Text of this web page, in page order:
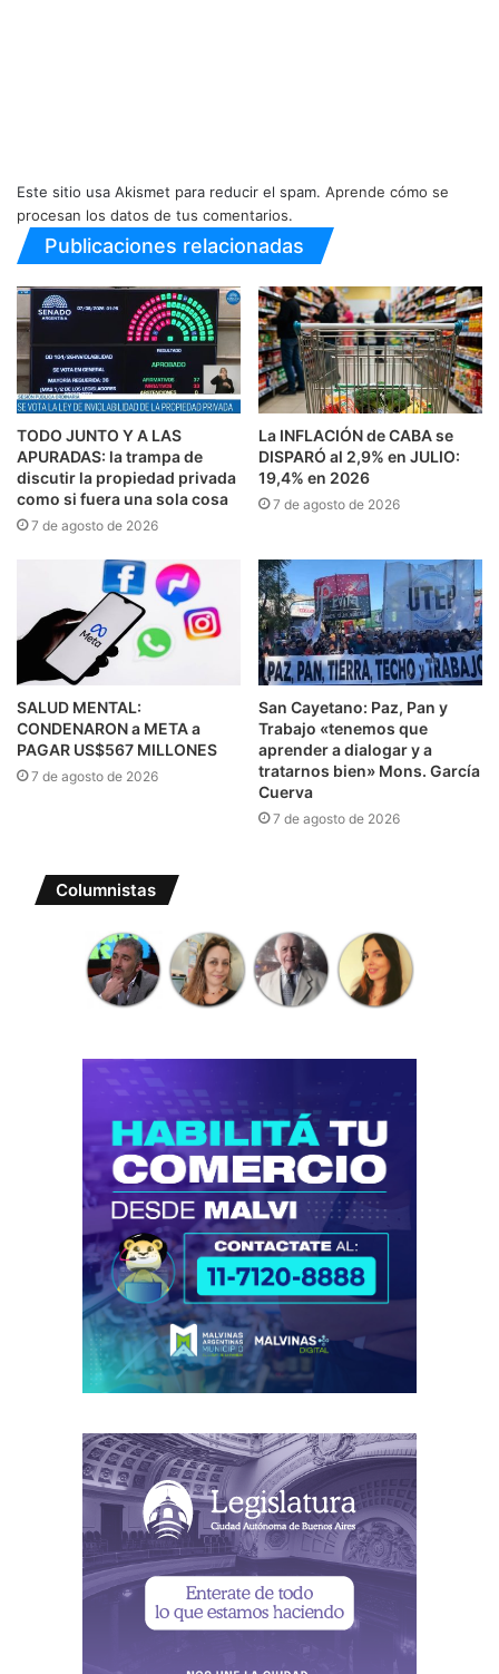
Este sitio usa Akismet para reducir el spam. Aprende cómo se
procesan los datos de tus comentarios.
Publicaciones relacionadas
TODO JUNTO Y A LAS
APURADAS: la trampa de
discutir la propiedad privada
como si fuera una sola cosa
7 de agosto de 2026
La INFLACIÓN de CABA se
DISPARÓ al 2,9% en JULIO:
19,4% en 2026
7 de agosto de 2026
SALUD MENTAL:
CONDENARON a META a
PAGAR US$567 MILLONES
7 de agosto de 2026
San Cayetano: Paz, Pan y
Trabajo «tenemos que
aprender a dialogar y a
tratarnos bien» Mons. García
Cuerva
7 de agosto de 2026
Columnistas